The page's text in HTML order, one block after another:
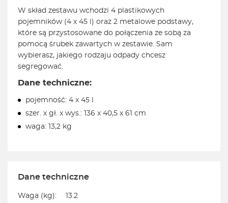
W skład zestawu wchodzi 4 plastikowych
pojemników (4 x 45 l) oraz 2 metalowe podstawy,
które są przystosowane do połączenia ze sobą za
pomocą śrubek zawartych w zestawie. Sam
wybierasz, jakiego rodzaju odpady chcesz
segregować.
Dane techniczne:
pojemność: 4 x 45 l
szer. x gł. x wys.: 136 x 40,5 x 61 cm
waga: 13,2 kg
Dane techniczne
Waga (kg):
13.2